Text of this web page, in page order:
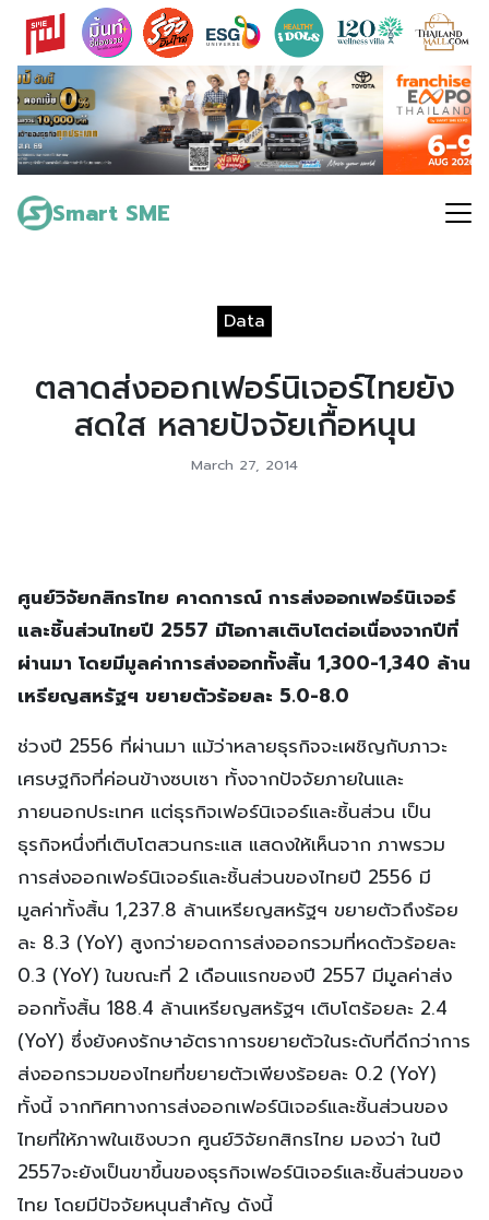
Skip
content
Smart SME
Search
for:
Data
ตลาดส่งออกเฟอร์นิเจอร์ไทยยัง
สดใส หลายปัจจัยเกื้อหนุน
March 27, 2014
ศูนย์วิจัยกสิกรไทย คาดการณ์ การส่งออกเฟอร์นิเจอร์
และชิ้นส่วนไทยปี 2557 มีโอกาสเติบโตต่อเนื่องจากปีที่
ผ่านมา โดยมีมูลค่าการส่งออกทั้งสิ้น 1,300-1,340 ล้าน
เหรียญสหรัฐฯ ขยายตัวร้อยละ 5.0-8.0
ช่วงปี 2556 ที่ผ่านมา แม้ว่าหลายธุรกิจจะเผชิญกับภาวะ
เศรษฐกิจที่ค่อนข้างซบเซา ทั้งจากปัจจัยภายในและ
ภายนอกประเทศ แต่ธุรกิจเฟอร์นิเจอร์และชิ้นส่วน เป็น
ธุรกิจหนึ่งที่เติบโตสวนกระแส แสดงให้เห็นจาก ภาพรวม
การส่งออกเฟอร์นิเจอร์และชิ้นส่วนของไทยปี 2556 มี
มูลค่าทั้งสิ้น 1,237.8 ล้านเหรียญสหรัฐฯ ขยายตัวถึงร้อย
ละ 8.3 (YoY) สูงกว่ายอดการส่งออกรวมที่หดตัวร้อยละ
0.3 (YoY) ในขณะที่ 2 เดือนแรกของปี 2557 มีมูลค่าส่ง
ออกทั้งสิ้น 188.4 ล้านเหรียญสหรัฐฯ เติบโตร้อยละ 2.4
(YoY) ซึ่งยังคงรักษาอัตราการขยายตัวในระดับที่ดีกว่าการ
ส่งออกรวมของไทยที่ขยายตัวเพียงร้อยละ 0.2 (YoY)
ทั้งนี้ จากทิศทางการส่งออกเฟอร์นิเจอร์และชิ้นส่วนของ
ไทยที่ให้ภาพในเชิงบวก ศูนย์วิจัยกสิกรไทย มองว่า ในปี
2557จะยังเป็นขาขึ้นของธุรกิจเฟอร์นิเจอร์และชิ้นส่วนของ
ไทย โดยมีปัจจัยหนุนสำคัญ ดังนี้